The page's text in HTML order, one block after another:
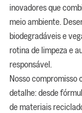
inovadores que
meio ambiente.
biodegradáveis e
rotina de limpeza e
responsável.
Nosso compromisso
detalhe: desde
de materiais